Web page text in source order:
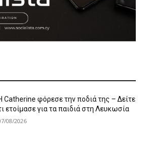
Catherine φόρεσε την ποδιά της – Δείτε
ετοίμασε για τα παιδιά στη Λευκωσία
08/2026